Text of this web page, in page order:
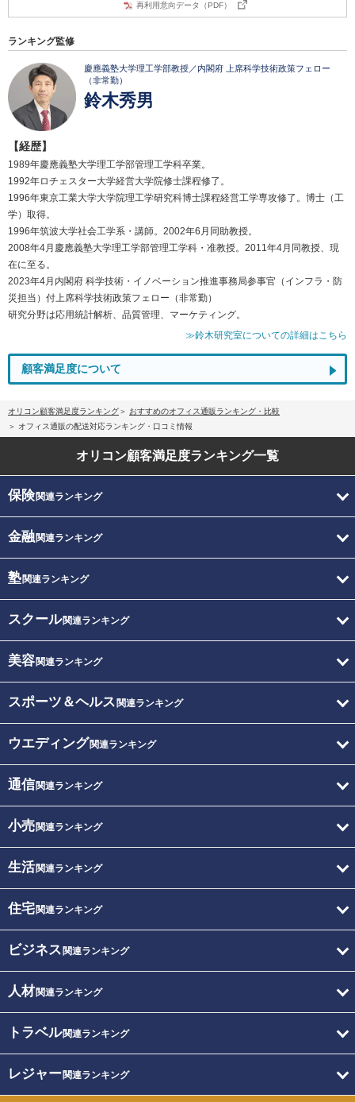
再利用意向データ（PDF）
ランキング監修
慶應義塾大学理工学部教授／内閣府 上席科学技術政策フェロー
（非常勤）
鈴木秀男
【経歴】
1989年慶應義塾大学理工学部管理工学科卒業。
1992年ロチェスター大学経営大学院修士課程修了。
1996年東京工業大学大学院理工学研究科博士課程経営工学専攻修了。博士（工
学）取得。
1996年筑波大学社会工学系・講師。2002年6月同助教授。
2008年4月慶應義塾大学理工学部管理工学科・准教授。2011年4月同教授、現
在に至る。
2023年4月内閣府 科学技術・イノベーション推進事務局参事官（インフラ・防
災担当）付上席科学技術政策フェロー（非常勤）
研究分野は応用統計解析、品質管理、マーケティング。
≫鈴木研究室についての詳細はこちら
顧客満足度について
オリコン顧客満足度ランキング
おすすめのオフィス通販ランキング・比較
オフィス通販の配送対応ランキング・口コミ情報
オリコン顧客満足度ランキング一覧
保険関連ランキング
金融関連ランキング
塾関連ランキング
スクール関連ランキング
美容関連ランキング
スポーツ＆ヘルス 関連ランキング
ウエディング関連ランキング
通信関連ランキング
小売関連ランキング
生活関連ランキング
住宅関連ランキング
ビジネス 関連ランキング
人材関連ランキング
トラベル関連ランキング
レジャー関連ランキング